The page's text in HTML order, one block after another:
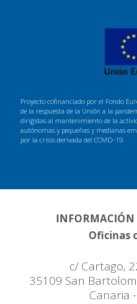
Proyecto cofinanciado por el Fondo
de la respuesta de la Unión a la
dirigidas al mantenimiento de la
autónomas y pequeñas y medianas
por la crisis derivada del COVID-19.
INFORMACIÓN
Oficinas
c/ Cartago,
35109 San
Canaria